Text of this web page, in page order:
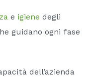
e igiene degli
guidano ogni fase
dell’azienda